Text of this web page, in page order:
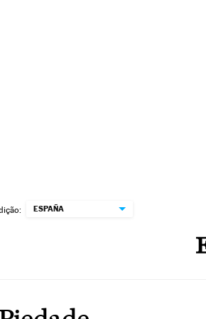
ESPAÑA